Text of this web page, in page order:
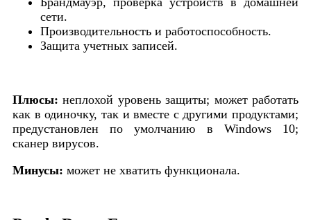
сети.
Производительность и работоспособность.
Защита учетных записей.
Плюсы: неплохой уровень защиты; может работать
как в одиночку, так и вместе с другими продуктами;
предустановлен по умолчанию в Windows 10;
сканер вирусов.
Минусы: может не хватить функционала.